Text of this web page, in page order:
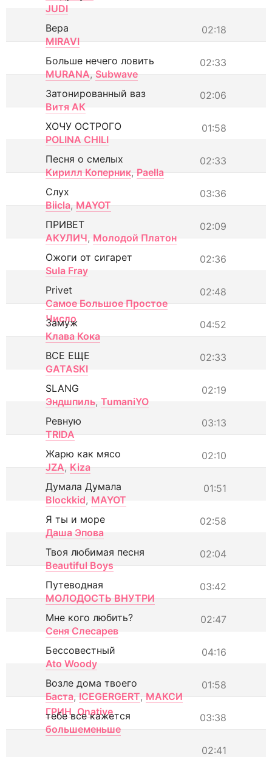
JUDI
02:18
Вера
MIRAVI
02:33
Больше нечего ловить
MURANA, Subwave
02:06
Затонированный ваз
Витя АК
01:58
ХОЧУ ОСТРОГО
POLINA CHILI
02:33
Песня о смелых
Кирилл Коперник, Paella
03:36
Слух
Biicla, MAYOT
02:09
ПРИВЕТ
АКУЛИЧ, Молодой Платон
02:36
Ожоги от сигарет
Sula Fray
02:48
Privet
Самое Большое Простое
Число
04:52
Замуж
Клава Кока
02:33
ВСЕ ЕЩЕ
GATASKI
02:19
SLANG
Эндшпиль, TumaniYO
03:13
Ревную
TRIDA
02:10
Жарю как мясо
JZA, Kiza
01:51
Думала Думала
Blockkid, MAYOT
02:58
Я ты и море
Даша Эпова
02:04
Твоя любимая песня
Beautiful Boys
03:42
Путеводная
МОЛОДОСТЬ ВНУТРИ
02:47
Мне кого любить?
Сеня Слесарев
04:16
Бессовестный
Ato Woody
01:58
Возле дома твоего
Баста, ICEGERGERT, МАКСИ
ГРИН, Onative 03:38
тебе все кажется
большеменьше
02:41